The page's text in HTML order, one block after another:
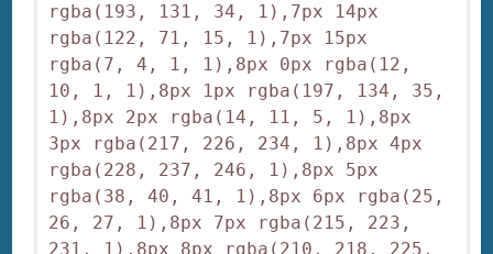
rgba(193, 131, 34, 1),7px 14px
rgba(122, 71, 15, 1),7px 15px
rgba(7, 4, 1, 1),8px 0px rgba(12,
10, 1, 1),8px 1px rgba(197, 134, 35,
1),8px 2px rgba(14, 11, 5, 1),8px
3px rgba(217, 226, 234, 1),8px 4px
rgba(228, 237, 246, 1),8px 5px
rgba(38, 40, 41, 1),8px 6px rgba(25,
26, 27, 1),8px 7px rgba(215, 223,
231, 1),8px 8px rgba(210, 218, 225,